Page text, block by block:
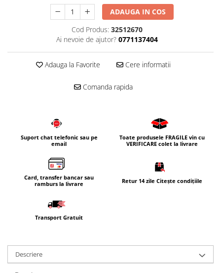
Rame instalare
Mobilier Baie
Seturi de mobilier si lavoar
Corpuri iluminat
Dulapuri de baie
Rafturi incastrate
Accesorii pentru mobila
Baterii baie
Baterii dus
Baterii bideu si dus igienic
Cazi baie
ADAUGA IN COS
Cod Produs: 32512670
Ai nevoie de ajutor? 0771137404
Adauga la Favorite Cere informatii
Comanda rapida
Suport chat telefonic sau pe
email
Toate produsele FRAGILE vin cu
VERIFICARE colet la livrare
Card, transfer bancar sau
ramburs la livrare
Retur 14 zile Citește condițiile
Transport Gratuit
Descriere